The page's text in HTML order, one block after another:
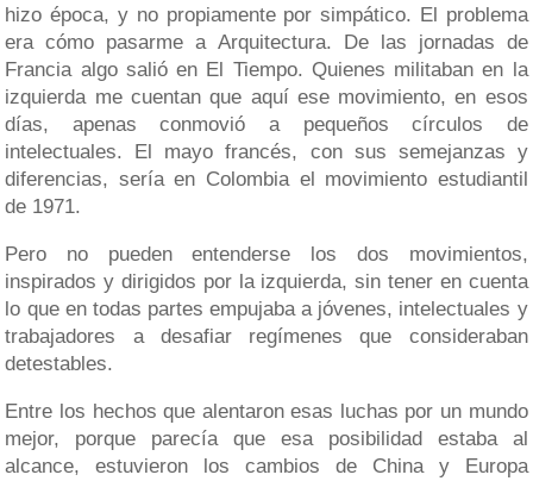
hizo época, y no propiamente por simpático. El problema
era cómo pasarme a Arquitectura. De las jornadas de
Francia algo salió en El Tiempo. Quienes militaban en la
izquierda me cuentan que aquí ese movimiento, en esos
días, apenas conmovió a pequeños círculos de
intelectuales. El mayo francés, con sus semejanzas y
diferencias, sería en Colombia el movimiento estudiantil
de 1971.
Pero no pueden entenderse los dos movimientos,
inspirados y dirigidos por la izquierda, sin tener en cuenta
lo que en todas partes empujaba a jóvenes, intelectuales y
trabajadores a desafiar regímenes que consideraban
detestables.
Entre los hechos que alentaron esas luchas por un mundo
mejor, porque parecía que esa posibilidad estaba al
alcance, estuvieron los cambios de China y Europa